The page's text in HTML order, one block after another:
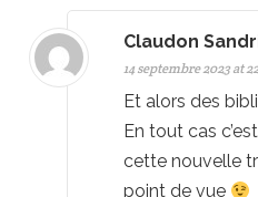
Claudon
14 septembre 2023 at
Et alors des
En tout cas
cette nouvelle
point de vue